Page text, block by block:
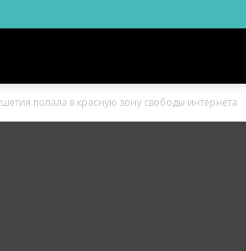
попала в красную зону свободы интернета